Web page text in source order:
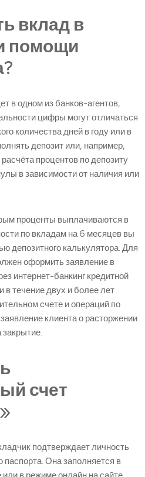
вклад в
помощи
в одном из банков-агентов,
цифры могут отличаться
количества дней в году или в
депозит или, например,
процентов по депозиту
в зависимости от наличия или
проценты выплачиваются в
по вкладам на 6 месяцев вы
депозитного калькулятора. Для
оформить заявление в
интернет-банкинг кредитной
в течение двух и более лет
счете и операций по
клиента о расторжении
счет
подтверждает личность
паспорта. Она заполняется в